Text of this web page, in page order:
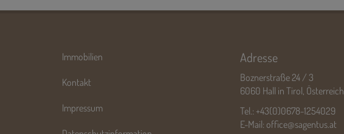
Immobilien
Kontakt
Impressum
Adresse
Boznerstraße 24 / 3
6060 Hall in Tirol, Österreich
Tel.: +43(0)0678-1254029
E-Mail: office@sagentus.at